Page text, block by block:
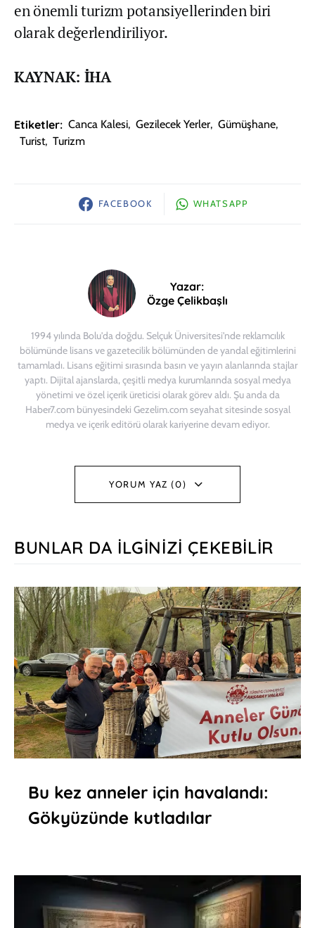
en önemli turizm potansiyellerinden biri
olarak değerlendiriliyor.
KAYNAK: İHA
Etiketler: Canca Kalesi, Gezilecek Yerler, Gümüşhane,
Turist, Turizm
FACEBOOK WHATSAPP
Yazar:
Özge Çelikbaşlı
1994 yılında Bolu'da doğdu. Selçuk Üniversitesi'nde reklamcılık
bölümünde lisans ve gazetecilik bölümünden de yandal eğitimlerini
tamamladı. Lisans eğitimi sırasında basın ve yayın alanlarında stajlar
yaptı. Dijital ajanslarda, çeşitli medya kurumlarında sosyal medya
yönetimi ve özel içerik üreticisi olarak görev aldı. Şu anda da
Haber7.com bünyesindeki Gezelim.com seyahat sitesinde sosyal
medya ve içerik editörü olarak kariyerine devam ediyor.
YORUM YAZ (0)
BUNLAR DA İLGINIZI ÇEKEBILIR
Bu kez anneler için havalandı:
Gökyüzünde kutladılar